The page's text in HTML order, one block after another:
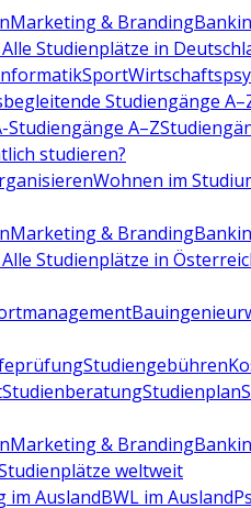
Marketing & Branding
Studienplätze in
Sport
Studiengänge
Studiengänge A–Z
studieren?
Wohnen im
Marketing & Branding
Studienplätze in
Studiengebühren
StudienberatungStudienplan
Marketing & Branding
weltweit
im AuslandBWL im Ausland